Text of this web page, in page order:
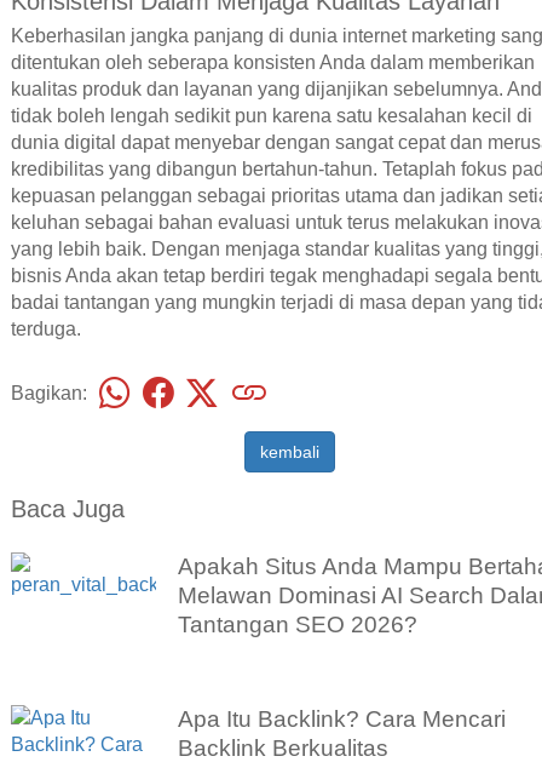
Keberhasilan jangka panjang di dunia internet marketing
ditentukan oleh seberapa konsisten Anda dalam memberikan
kualitas produk dan layanan yang dijanjikan sebelumnya.
tidak boleh lengah sedikit pun karena satu kesalahan kecil di
dunia digital dapat menyebar dengan sangat cepat dan
kredibilitas yang dibangun bertahun-tahun. Tetaplah fokus
kepuasan pelanggan sebagai prioritas utama dan jadikan
keluhan sebagai bahan evaluasi untuk terus melakukan
yang lebih baik. Dengan menjaga standar kualitas yang
bisnis Anda akan tetap berdiri tegak menghadapi segala
badai tantangan yang mungkin terjadi di masa depan yang
terduga.
Bagikan:
kembali
Baca Juga
Apakah Situs Anda Mampu
Melawan Dominasi AI Search
Tantangan SEO 2026?
Apa Itu Backlink? Cara Mencari
Backlink Berkualitas